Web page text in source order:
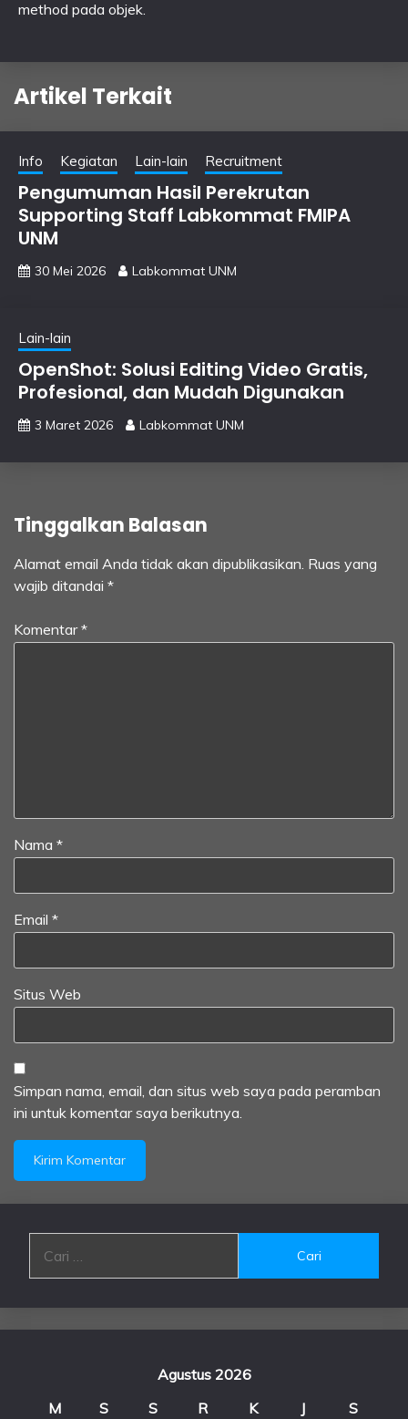
method pada objek.
Artikel Terkait
Info Kegiatan Lain-lain Recruitment
Pengumuman Hasil Perekrutan
Supporting Staff Labkommat FMIPA
UNM
30 Mei 2026 Labkommat UNM
Lain-lain
OpenShot: Solusi Editing Video Gratis,
Profesional, dan Mudah Digunakan
3 Maret 2026 Labkommat UNM
Tinggalkan Balasan
Alamat email Anda tidak akan dipublikasikan. Ruas yang
wajib ditandai *
Komentar*
Nama *
Email *
Situs Web
Simpan nama, email, dan situs web saya pada peramban
ini untuk komentar saya berikutnya.
untuk:
Agustus 2026
M
S S R K J
S